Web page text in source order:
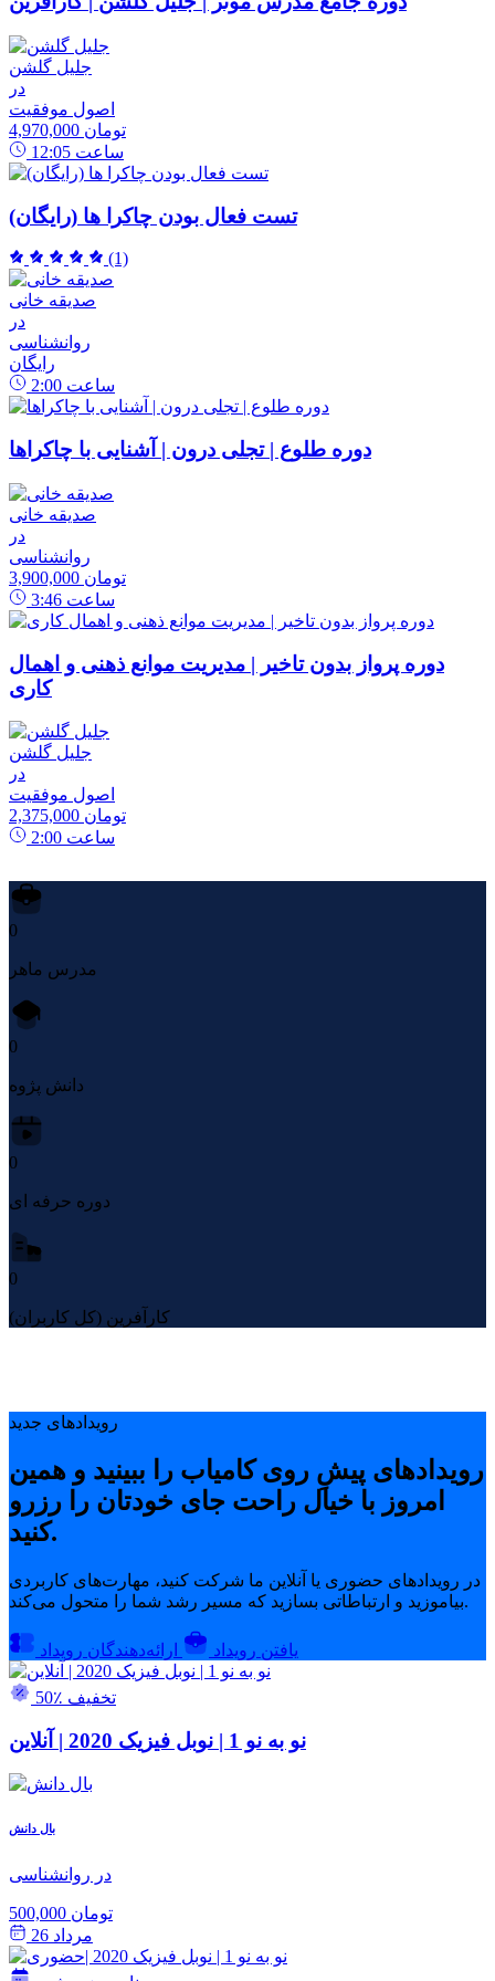
جلیل گلشن
در
اصول موفقیت
4,970,000 تومان
12:05 ساعت
تست فعال بودن چاکرا ها (رایگان)
(1)
صدیقه خانی
در
روانشناسی
رایگان
2:00 ساعت
دوره طلوع | تجلی درون | آشنایی با چاکراها
صدیقه خانی
در
روانشناسی
3,900,000 تومان
3:46 ساعت
دوره پرواز بدون تاخیر | مدیریت موانع ذهنی و اهمال
کاری
جلیل گلشن
در
اصول موفقیت
2,375,000 تومان
2:00 ساعت
0
مدرس ماهر
0
دانش پژوه
0
دوره حرفه ای
0
کارآفرین (کل کاربران)
رویدادهای جدید
رویدادهای پیشِ روی کامیاب را ببینید و همین
امروز با خیال راحت جای خودتان را رزرو
کنید.
در رویدادهای حضوری یا آنلاین ما شرکت کنید، مهارت‌های کاربردی
بیاموزید و ارتباطاتی بسازید که مسیر رشد شما را متحول می‌کند.
یافتن رویداد ارائه‌دهندگان رویداد
50٪ تخفیف
نو به نو 1 | نوبل فیزیک 2020 | آنلاین
بال دانش
در روانشناسی
500,000 تومان
مرداد 26